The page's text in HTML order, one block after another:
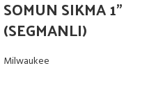
SOMUN SIKMA 1”
(SEGMANLI)
Milwaukee